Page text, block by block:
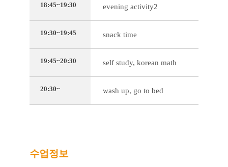
18:45~19:30 evening activity2
19:30~19:45 snack time
19:45~20:30 self study, korean math
20:30~ wash up, go to bed
수업정보